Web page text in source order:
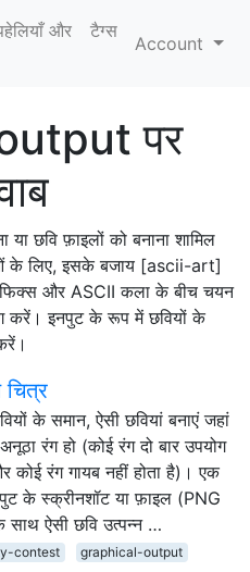
और
टैग्‍स
Account
पर
या छवि फ़ाइलों को बनाना शामिल
के लिए, इसके बजाय [ascii-art]
और ASCII कला के बीच चयन
करें। इनपुट के रूप में छवियों के
के समान, ऐसी छवियां बनाएं जहां
रंग हो (कोई रंग दो बार उपयोग
कोई रंग गायब नहीं होता है)। एक
के स्क्रीनशॉट या फ़ाइल (PNG
ऐसी छवि उत्पन्न …
contest
graphical-output